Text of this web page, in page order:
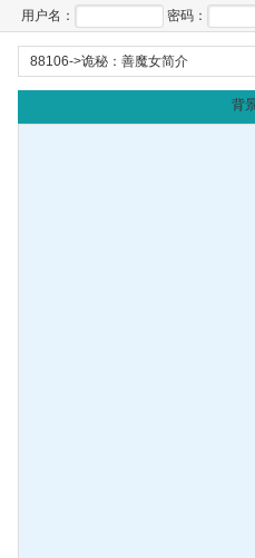
用户名： 密码：
88106->诡秘：善魔女简介
背